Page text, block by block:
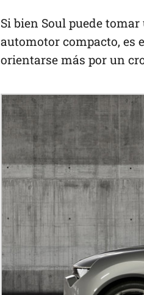
Si bien Soul puede
automotor compacto, es
orientarse más por un